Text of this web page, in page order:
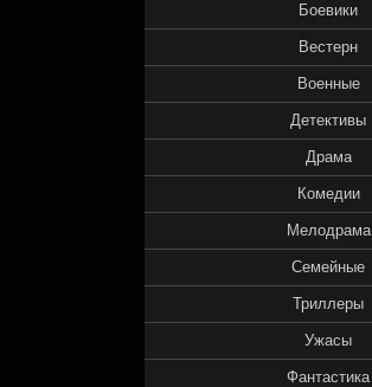
Боевики
Вестерн
Военные
Детективы
Драма
Комедии
Мелодрама
Семейные
Триллеры
Ужасы
Фантастика